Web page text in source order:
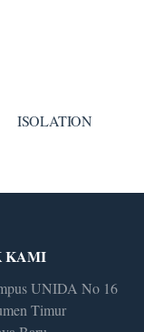
ISOLATION
KAMI
UNIDA No 16
Timur